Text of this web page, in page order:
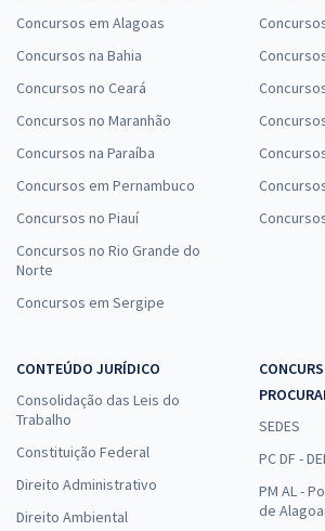
Concursos em Alagoas
Concursos na Bahia
Concursos no Ceará
Concursos no Maranhão
Concursos na Paraíba
Concursos em Pernambuco
Concursos no Piauí
Concursos no Rio Grande do
Norte
Concursos em Sergipe
CONTEÚDO JURÍDICO
Consolidação das Leis do
Trabalho
Constituição Federal
Direito Administrativo
Direito Ambiental
SEDES
PC DF -
PM AL -
de